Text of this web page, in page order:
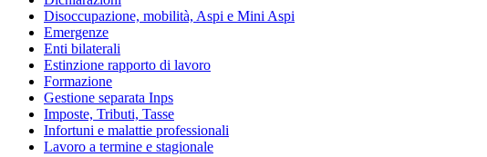
Disoccupazione, mobilità, Aspi e Mini Aspi
Emergenze
Enti bilaterali
Estinzione rapporto di lavoro
Formazione
Gestione separata Inps
Imposte, Tributi, Tasse
Infortuni e malattie professionali
Lavoro a termine e stagionale